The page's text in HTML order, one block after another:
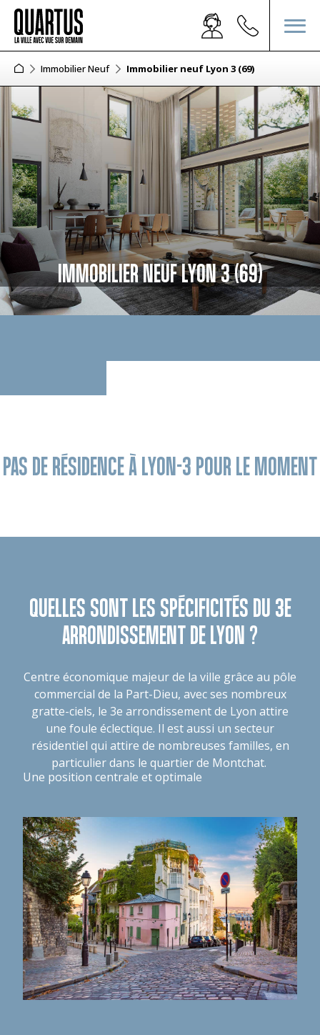
Immobilier Neuf Immobilier neuf Lyon 3 (69)
IMMOBILIER NEUF LYON 3 (69)
PAS DE RÉSIDENCE À LYON-3 POUR LE MOMENT
QUELLES SONT LES SPÉCIFICITÉS DU 3E
ARRONDISSEMENT DE LYON ?
Centre économique majeur de la ville grâce au pôle
commercial de la Part-Dieu, avec ses nombreux
gratte-ciels, le 3e arrondissement de Lyon attire
une foule éclectique. Il est aussi un secteur
résidentiel qui attire de nombreuses familles, en
particulier dans le quartier de Montchat.
Une position centrale et optimale